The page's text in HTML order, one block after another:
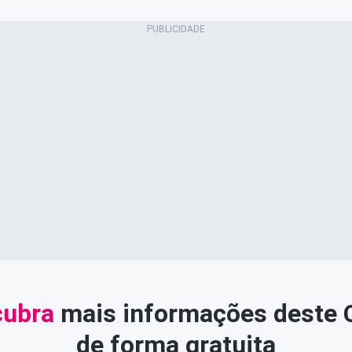
mais informações deste
de forma gratuita